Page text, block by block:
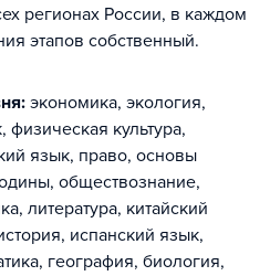
регионах России, в каждом
этапов собственный.
экономика, экология,
культура,
язык, право, основы
обществознание,
литература, китайский
испанский язык,
география, биология,